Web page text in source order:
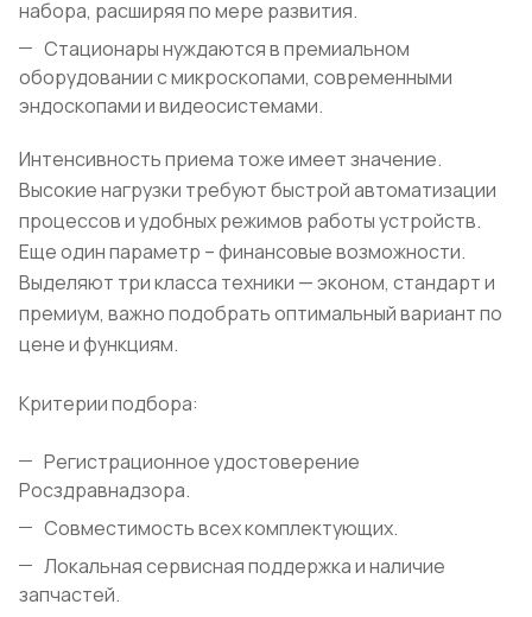
набора, расширяя по мере развития.
Стационары нуждаются в премиальном
оборудовании с микроскопами, современными
эндоскопами и видеосистемами.
Интенсивность приема тоже имеет значение.
Высокие нагрузки требуют быстрой автоматизации
процессов и удобных режимов работы устройств.
Еще один параметр – финансовые возможности.
Выделяют три класса техники — эконом, стандарт и
премиум, важно подобрать оптимальный вариант по
цене и функциям.
Критерии подбора:
Регистрационное удостоверение
Росздравнадзора.
Совместимость всех комплектующих.
Локальная сервисная поддержка и наличие
запчастей.